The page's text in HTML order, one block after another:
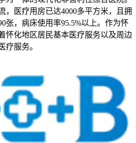
，医疗用房已达4000多平方米，且拥
张，病床使用率95.5%以上。作为怀
怀化地区居民基本医疗服务以及周边
疗服务。